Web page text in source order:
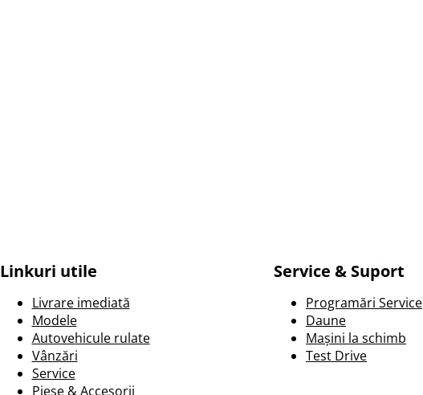
Linkuri utile
Livrare imediată
Modele
Autovehicule rulate
Vânzări
Service
Piese & Accesorii
Service & Suport
Programări Service
Daune
Mașini la schimb
Test Drive